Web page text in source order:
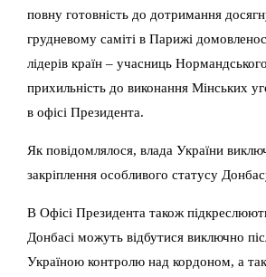
повну готовність до дотримання
грудневому саміті в Парижі
лідерів країн – учасниць
прихильність до виконання Мінських
в офісі Президента.
Як повідомлялося, влада України
закріплення особливого статусу
В Офісі Президента також
Донбасі можуть відбутися виключно
Україною контролю над кордоном, а